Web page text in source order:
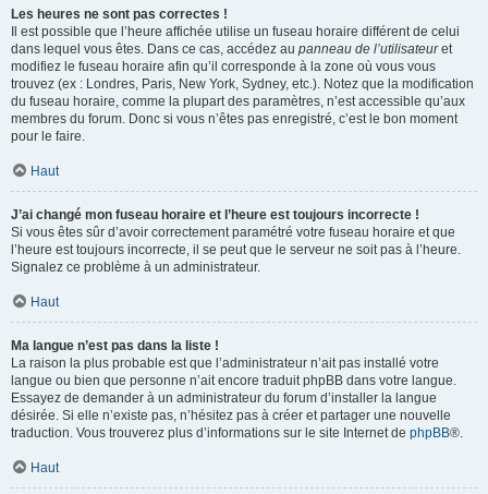
Les heures ne sont pas correctes !
Il est possible que l’heure affichée utilise un fuseau horaire différent de celui
dans lequel vous êtes. Dans ce cas, accédez au panneau de l’utilisateuret
modifiez le fuseau horaire afin qu’il corresponde à la zone où vous vous
trouvez (ex : Londres, Paris, New York, Sydney, etc.). Notez que la modification
du fuseau horaire, comme la plupart des paramètres, n’est accessible qu’aux
membres du forum. Donc si vous n’êtes pas enregistré, c’est le bon moment
pour le faire.
Haut
J’ai changé mon fuseau horaire et l’heure est toujours incorrecte !
Si vous êtes sûr d’avoir correctement paramétré votre fuseau horaire et que
l’heure est toujours incorrecte, il se peut que le serveur ne soit pas à l’heure.
Signalez ce problème à un administrateur.
Haut
Ma langue n’est pas dans la liste !
La raison la plus probable est que l’administrateur n’ait pas installé votre
langue ou bien que personne n’ait encore traduit phpBB dans votre langue.
Essayez de demander à un administrateur du forum d’installer la langue
désirée. Si elle n’existe pas, n’hésitez pas à créer et partager une nouvelle
traduction. Vous trouverez plus d’informations sur le site Internet de phpBB®.
Haut